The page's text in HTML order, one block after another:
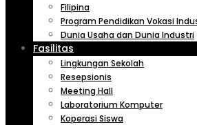
Filipina
Program Pendidikan Vokasi
Dunia Usaha dan Dunia Industri
Fasilitas
Lingkungan Sekolah
Resepsionis
Meeting Hall
Laboratorium Komputer
Koperasi Siswa